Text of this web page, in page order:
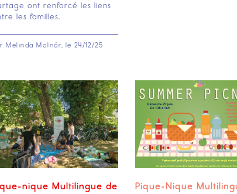
ont renforcé les liens
les familles.‍
Melinda Molnár, le 24/12/25
nique Multilingue de
Pique-Nique